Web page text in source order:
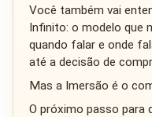
Você também vai
Infinito: o modelo que
quando falar e onde
até a decisão de
Mas a Imersão é o
O próximo passo para